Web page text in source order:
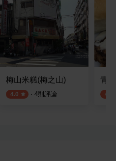
梅山米糕(梅之山)
4.0 · 4則評論
青食
4.2